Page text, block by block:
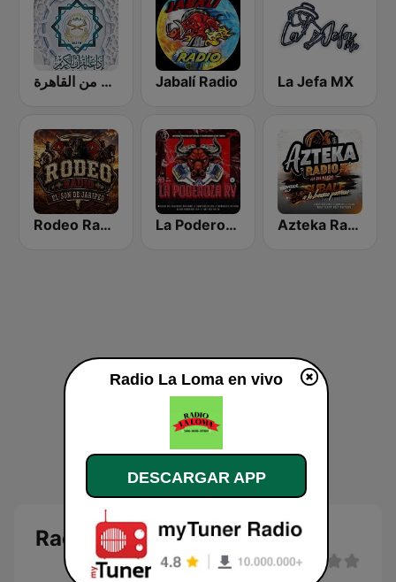
إذاعة القرآن الكريم من القاهرة Jabalí Radio La Jefa MX
Rodeo Radio La Poderoza RV Azteka Radio
Radio La Loma
Radio La Loma en vivo
DESCARGAR APP